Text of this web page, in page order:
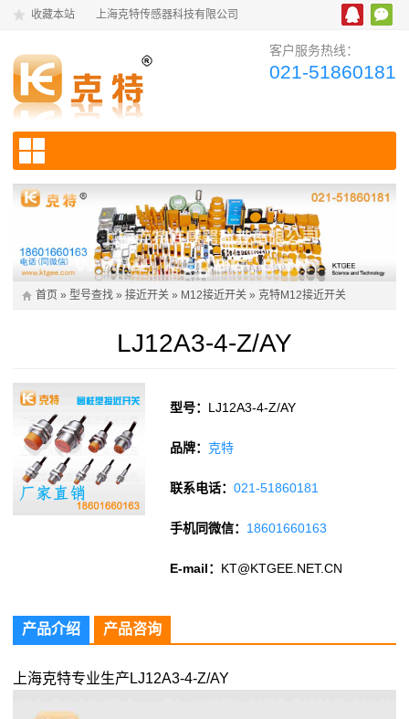
收藏本站 上海克特传感器科技有限公司
客户服务热线：
021-51860181
首页 » 型号查找 » 接近开关 » M12接近开关 » 克特M12接近开关
LJ12A3-4-Z/AY
型号： LJ12A3-4-Z/AY
品牌： 克特
联系电话：021-51860181
手机同微信： 18601660163
E-mail： KT@KTGEE.NET.CN
产品介绍 产品咨询
上海克特专业生产LJ12A3-4-Z/AY